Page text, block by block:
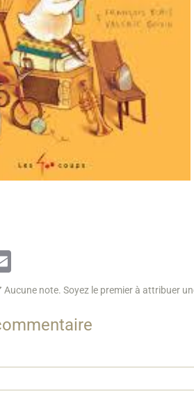
Aucune note. Soyez le premier à attribuer